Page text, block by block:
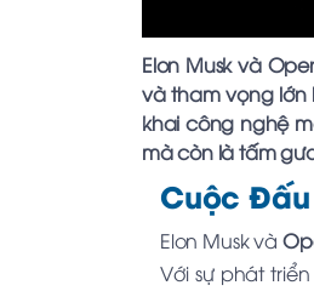
Elon Musk và
và tham vọng lớn
khai công nghệ
mà còn là tấm
Cuộc
Elon Musk và
Với sự phát